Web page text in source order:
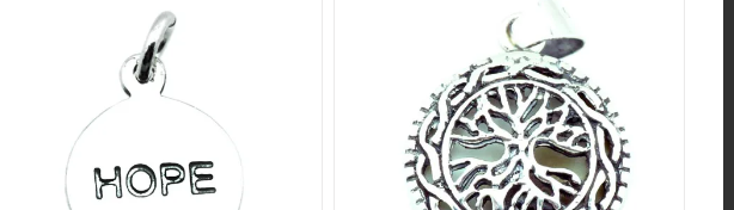
AÑADIR AL CARRITO